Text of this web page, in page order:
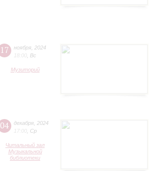
17 ноября 2024
18:00 Вс
Музиторий
04 декабря 2024
17:00 Ср
Читальный зал
Музыкальной
библиотеки